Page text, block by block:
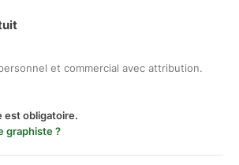
et commercial avec attribution.
est obligatoire.
graphiste ?